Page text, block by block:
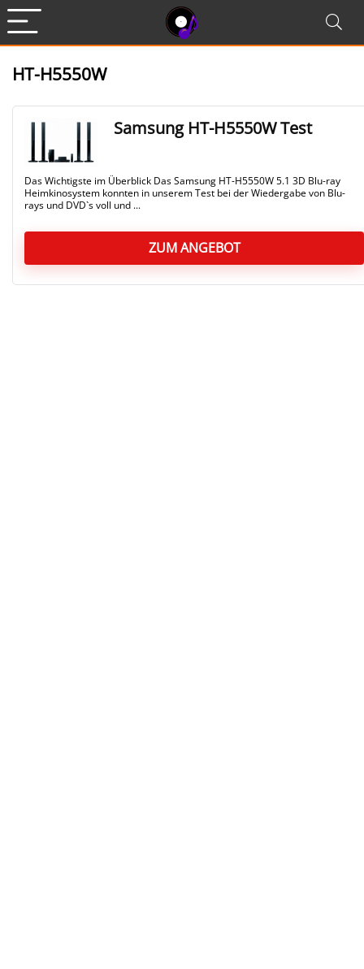
HT-H5550W
Samsung HT-H5550W Test
Das Wichtigste im Überblick Das Samsung HT-H5550W 5.1 3D Blu-ray
Heimkinosystem konnten in unserem Test bei der Wiedergabe von Blu-
rays und DVD`s voll und ...
ZUM ANGEBOT